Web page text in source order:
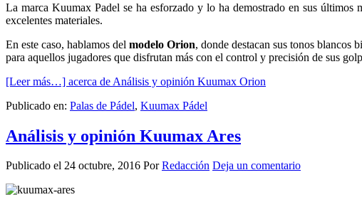
La marca Kuumax Padel se ha esforzado y lo ha demostrado en sus últimos
excelentes materiales.
En este caso, hablamos del modelo Orion, donde destacan sus tonos blancos
para aquellos jugadores que disfrutan más con el control y precisión de sus
[Leer más…] acerca de Análisis y opinión Kuumax Orion
Publicado en: Palas de Pádel, Kuumax Pádel
Análisis y opinión Kuumax Ares
Publicado el 24 octubre, 2016 PorRedacción Deja un comentario